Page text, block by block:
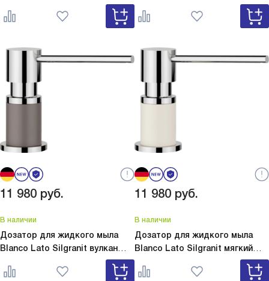
Lato Silgranit белый 525814
11 980 руб.
В наличии
Дозатор для жидкого мыла
Blanco Lato Silgranit вулкан
Lato Silgranit вулкан
серый 526954
11 980 руб.
В наличии
Дозатор для жидкого мыла
Blanco Lato Silgranit мягкий
Lato Silgranit мягкий
белый 526955